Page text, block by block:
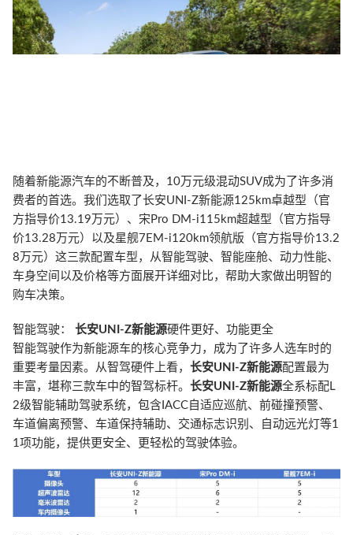
随着新能源汽车的不断普及，10万元级混动SUV成为了许多消
费者的首选。我们选取了长安UNI-Z新能源125km卓越型（官
方指导价13.19万元）、宋Pro DM-i115km超越型（官方指导
价13.28万元）以及星舰7EM-i120km领航版（官方指导价13.2
8万元）这三款配置车型，从智能驾驶、智能座舱、动力性能、
车身空间以及价格等方面展开详细对比，帮助大家做出明智的
购车决策。
智能驾驶：长安UNI-Z新能源硬件更好、功能更全
智能驾驶作为新能源车的核心竞争力，成为了许多人选车时的
重要考量因素。从智驾硬件上看，长安UNI-Z新能源配置最为
丰富，堪称三款车中的智驾标杆。长安UNI-Z新能源全系标配L
2级智能辅助驾驶系统，包含IACC自适应巡航、前碰撞预警、
车道偏离预警、车道保持辅助、交通标志识别、自动远光灯等1
1项功能，提供更安全、更轻松的驾驶体验。